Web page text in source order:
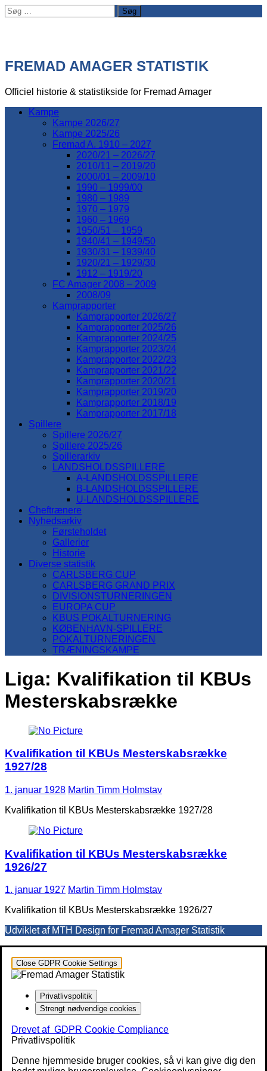
Søg
efter:
FREMAD AMAGER STATISTIK
Officiel historie & statistikside for Fremad Amager
Kampe
Kampe 2026/27
Kampe 2025/26
Fremad A. 1910 – 2027
2020/21 – 2026/27
2010/11 – 2019/20
2000/01 – 2009/10
1990 – 1999/00
1980 – 1989
1970 – 1979
1960 – 1969
1950/51 – 1959
1940/41 – 1949/50
1930/31 – 1939/40
1920/21 – 1929/30
1912 – 1919/20
FC Amager 2008 – 2009
2008/09
Kamprapporter
Kamprapporter 2026/27
Kamprapporter 2025/26
Kamprapporter 2024/25
Kamprapporter 2023/24
Kamprapporter 2022/23
Kamprapporter 2021/22
Kamprapporter 2020/21
Kamprapporter 2019/20
Kamprapporter 2018/19
Kamprapporter 2017/18
Spillere
Spillere 2026/27
Spillere 2025/26
Spillerarkiv
LANDSHOLDSSPILLERE
A-LANDSHOLDSSPILLERE
B-LANDSHOLDSSPILLERE
U-LANDSHOLDSSPILLERE
Cheftrænere
Nyhedsarkiv
Førsteholdet
Gallerier
Historie
Diverse statistik
CARLSBERG CUP
CARLSBERG GRAND PRIX
DIVISIONSTURNERINGEN
EUROPA CUP
KBUS POKALTURNERING
KØBENHAVN-SPILLERE
POKALTURNERINGEN
TRÆNINGSKAMPE
Liga: Kvalifikation til KBUs
Mesterskabsrække
Kvalifikation til KBUs Mesterskabsrække
1927/28
1. januar 1928 Martin Timm Holmstav
Kvalifikation til KBUs Mesterskabsrække 1927/28
Kvalifikation til KBUs Mesterskabsrække
1926/27
1. januar 1927 Martin Timm Holmstav
Kvalifikation til KBUs Mesterskabsrække 1926/27
Udviklet af MTH Design for Fremad Amager Statistik
Close GDPR Cookie Settings
Privatlivspolitik
Strengt nødvendige cookies
Drevet af GDPR Cookie Compliance
Privatlivspolitik
Denne hjemmeside bruger cookies, så vi kan give dig den